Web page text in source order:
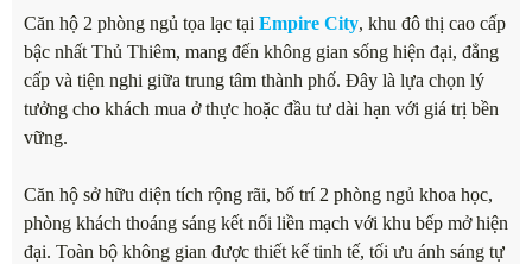
Căn hộ 2 phòng ngủ tọa lạc tại Empire City, khu đô thị cao cấp
bậc nhất Thủ Thiêm, mang đến không gian sống hiện đại, đẳng
cấp và tiện nghi giữa trung tâm thành phố. Đây là lựa chọn lý
tưởng cho khách mua ở thực hoặc đầu tư dài hạn với giá trị bền
vững.
Căn hộ sở hữu diện tích rộng rãi, bố trí 2 phòng ngủ khoa học,
phòng khách thoáng sáng kết nối liền mạch với khu bếp mở hiện
đại. Toàn bộ không gian được thiết kế tinh tế, tối ưu ánh sáng tự